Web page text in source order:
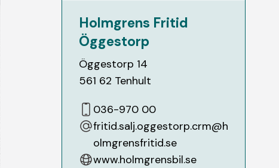
Holmgrens Fritid
Öggestorp
Öggestorp 14
561 62 Tenhult
036-970 00
fritid.salj.oggestorp.crm@h
olmgrensfritid.se
www.holmgrensbil.se